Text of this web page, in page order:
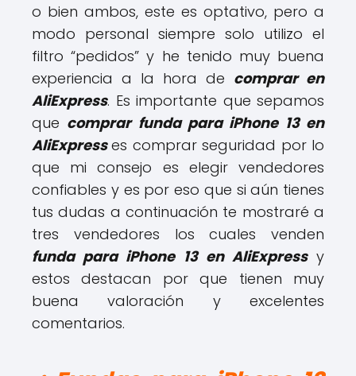
o bien ambos, este es optativo, pero a
modo personal siempre solo utilizo el
filtro “pedidos” y he tenido muy buena
experiencia a la hora de comprar en
AliExpress. Es importante que sepamos
que comprar funda para iPhone 13 en
AliExpresses comprar seguridad por lo
que mi consejo es elegir vendedores
confiables y es por eso que si aún tienes
tus dudas a continuación te mostraré a
tres vendedores los cuales venden
funda para iPhone 13 en AliExpressy
estos destacan por que tienen muy
buena valoración y excelentes
comentarios.